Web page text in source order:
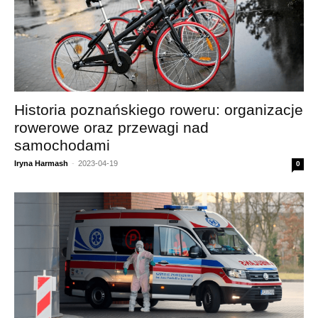
Historia poznańskiego roweru: organizacje
rowerowe oraz przewagi nad
samochodami
Iryna Harmash - 2023-04-19 0